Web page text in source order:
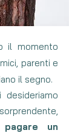
il momento
parenti e
il segno.
un